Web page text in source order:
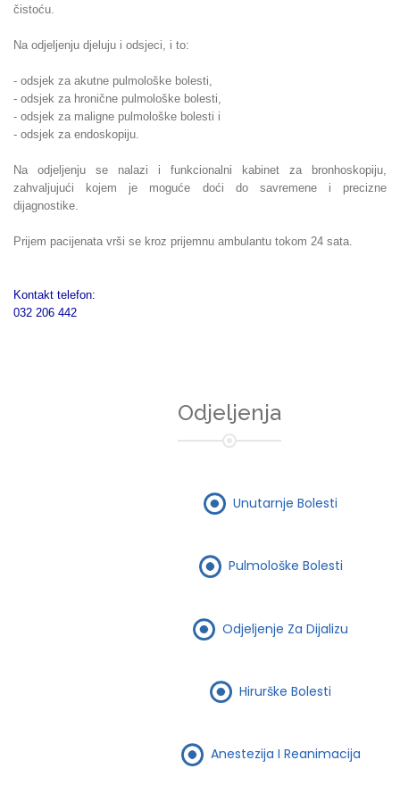
čistoću.
Na odjeljenju djeluju i odsjeci, i to:
- odsjek za akutne pulmološke bolesti,
- odsjek za hronične pulmološke bolesti,
- odsjek za maligne pulmološke bolesti i
- odsjek za endoskopiju.
Na odjeljenju se nalazi i funkcionalni kabinet za bronhoskopiju,
zahvaljujući kojem je moguće doći do savremene i precizne
dijagnostike.
Prijem pacijenata vrši se kroz prijemnu ambulantu tokom 24 sata.
Kontakt telefon:
032 206 442
Odjeljenja
Unutarnje Bolesti
Pulmološke Bolesti
Odjeljenje Za Dijalizu
Hirurške Bolesti
Anestezija I Reanimacija